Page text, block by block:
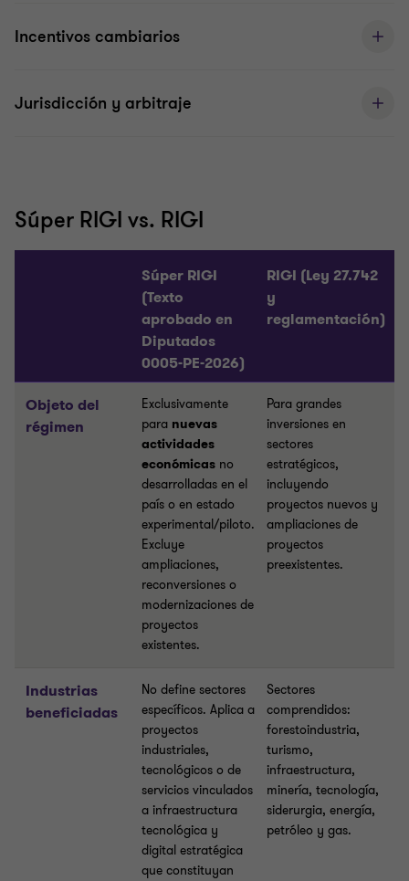
Incentivos cambiarios
Jurisdicción y arbitraje
Súper RIGI vs. RIGI
Súper RIGI
(Texto
aprobado en
Diputados
0005-PE-2026)
RIGI (Ley 27.742
y
reglamentación)
Objeto del
régimen
Exclusivamente
para nuevas
actividades
económicas no
desarrolladas en el
país o en estado
experimental/piloto.
Excluye
ampliaciones,
reconversiones o
modernizaciones de
proyectos
existentes.
Para grandes
inversiones en
sectores
estratégicos,
incluyendo
proyectos nuevos y
ampliaciones de
proyectos
preexistentes.
Industrias
beneficiadas
No define sectores
específicos. Aplica a
proyectos
industriales,
tecnológicos o de
servicios vinculados
a infraestructura
tecnológica y
digital estratégica
que constituyan
Sectores
comprendidos:
forestoindustria,
turismo,
infraestructura,
minería, tecnología,
siderurgia, energía,
petróleo y gas.